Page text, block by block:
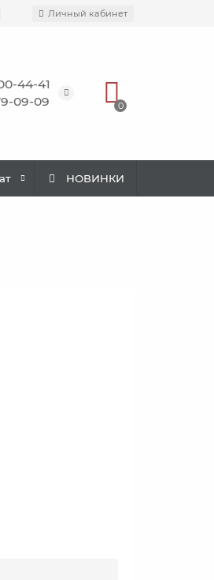
Личный кабинет
44-41
09-09
0
НОВИНКИ